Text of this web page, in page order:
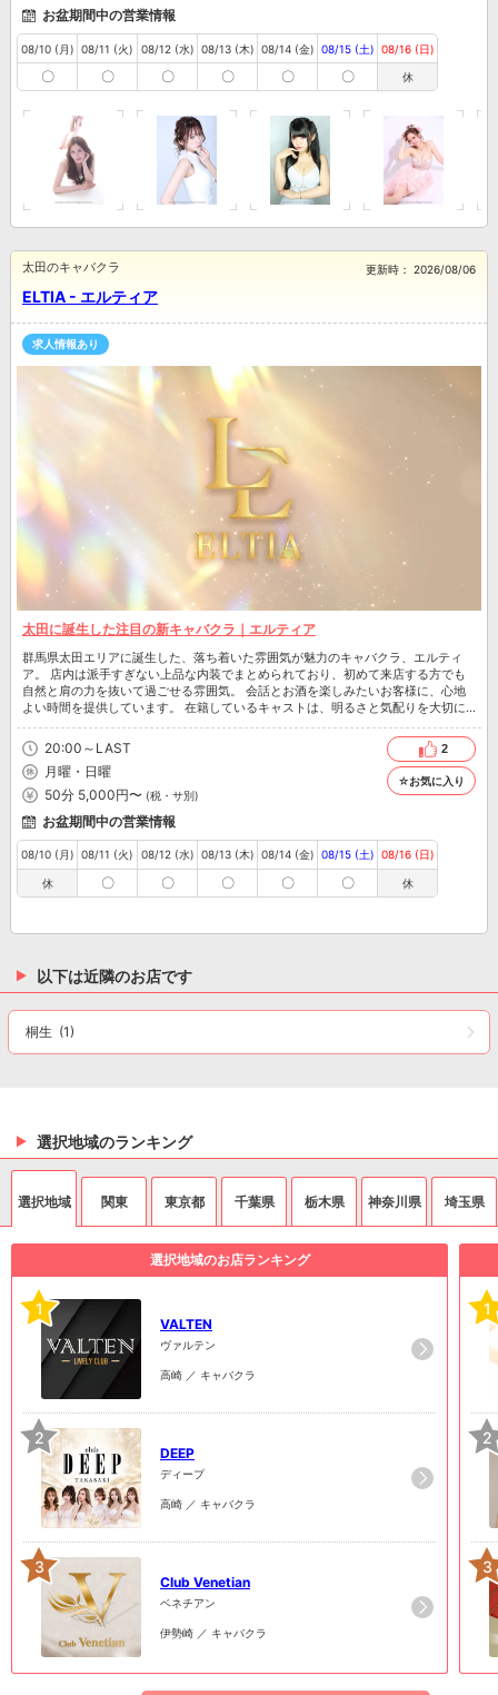
お盆期間中の営業情報
08/10 (月)
〇
08/11 (火)
〇
08/12 (水)
〇
08/13 (木)
〇
08/14 (金)
〇
08/15 (土)
〇
08/16 (日)
休
ELTIA - エルティア
太田のキャバクラ 更新時： 2026/08/06
求人情報あり
太田に誕生した注目の新キャバクラ｜エルティア
群馬県太田エリアに誕生した、落ち着いた雰囲気が魅力のキャバクラ、エルティ
ア。 店内は派手すぎない上品な内装でまとめられており、初めて来店する方でも
自然と肩の力を抜いて過ごせる雰囲気。 会話とお酒を楽しみたいお客様に、心地
よい時間を提供しています。 在籍しているキャストは、明るさと気配りを大切に
20:00～LAST
月曜・日曜
50分 5,000円〜 (税・サ別)
2
☆お気に入り
お盆期間中の営業情報
08/10 (月)
休
08/11 (火)
〇
08/12 (水)
〇
08/13 (木)
〇
08/14 (金)
〇
08/15 (土)
〇
08/16 (日)
休
以下は近隣のお店です
桐生 (1)
選択地域のランキング
選択地域 関東 東京都 千葉県 栃木県 神奈川県 埼玉県
選択地域のお店ランキング
1
VALTEN
ヴァルテン
高崎 ／ キャバクラ
2
DEEP
ディープ
高崎 ／ キャバクラ
3
Club Venetian
ベネチアン
伊勢崎 ／ キャバクラ
1
2
3